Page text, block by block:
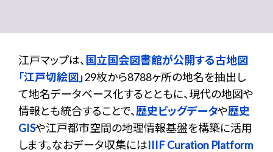
江戸マップは、 国立国会図書館が公開する古地図
「江戸切絵図」29枚から8788ヶ所の地名を抽出し
て地名データベース化するとともに、現代の地図や
情報とも統合することで、歴史ビッグデータや歴史
GISや江戸都市空間の地理情報基盤を構築に活用
します。なおデータ収集にはIIIF Curation Platform